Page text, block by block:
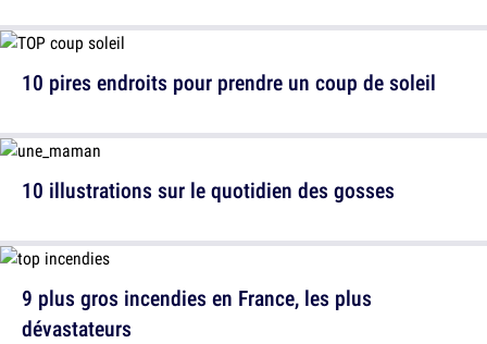
10 illustrations sur le quotidien des gosses
10 pires endroits pour prendre un coup de soleil
9 plus gros incendies en France, les plus
dévastateurs